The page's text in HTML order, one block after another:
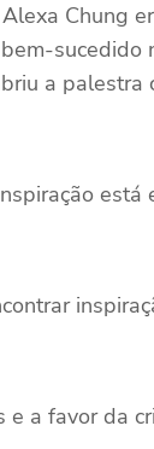
Chung
a palestra
e a favor da